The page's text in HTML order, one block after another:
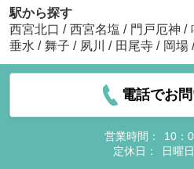
駅から探す
西宮北口 / 西宮名塩 / 門戸厄神 /
垂水 / 舞子 / 夙川 / 田尾寺 / 岡場 /
電話でお
営業時間：
10：
定休日：
日曜